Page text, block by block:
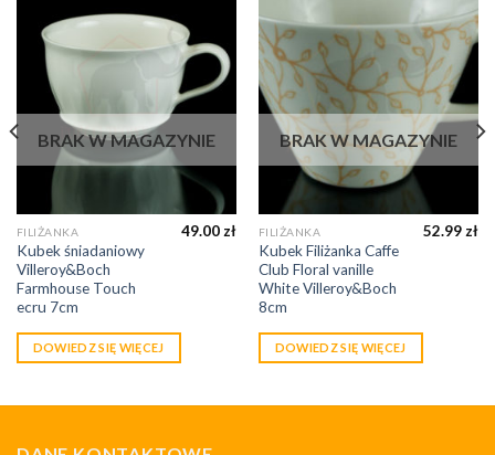
BRAK W MAGAZYNIE
FILIŻANKA
Kubek śniadaniowy
Villeroy&Boch
Farmhouse Touch
ecru 7cm
49.00zł
DOWIEDZ SIĘ WIĘCEJ
BRAK W MAGAZYNIE
FILIŻANKA
Kubek Filiżanka Caffe
Club Floral vanille
White Villeroy&Boch
8cm
52.99zł
DOWIEDZ SIĘ WIĘCEJ